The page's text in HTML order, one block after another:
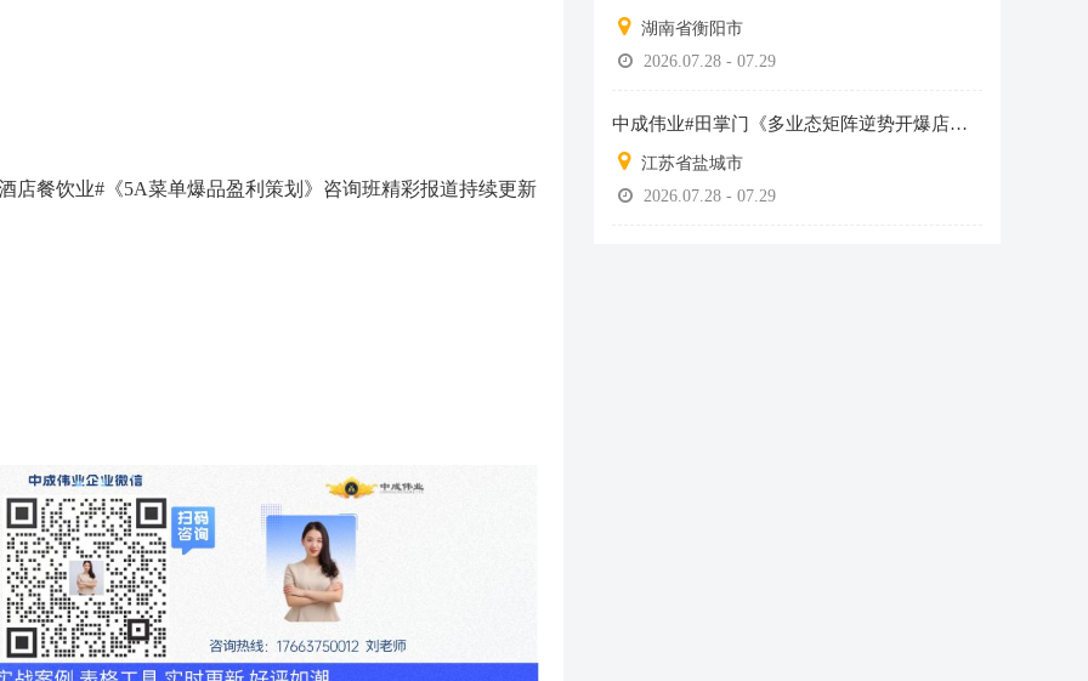
店餐饮业#《5A菜单爆品盈利策划》咨询班精彩报道持续更新
湖南省衡阳市
2026.07.28 - 07.29
中成伟业#田掌门《多业态矩阵逆势开爆店》分享班
江苏省盐城市
2026.07.28 - 07.29